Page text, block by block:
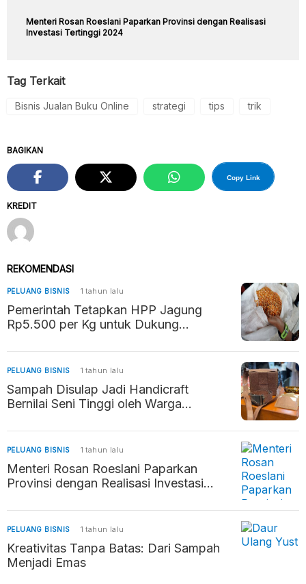
Menteri Rosan Roeslani Paparkan Provinsi dengan Realisasi
Investasi Tertinggi 2024
Tag Terkait
Bisnis Jualan Buku Online strategi tips trik
KREDIT
BAGIKAN
Copy Link
REKOMENDASI
PELUANG BISNIS 1 tahun lalu
Pemerintah Tetapkan HPP Jagung
Rp5.500 per Kg untuk Dukung
Pangan
PELUANG BISNIS 1 tahun lalu
Sampah Disulap Jadi Handicraft
Bernilai Seni Tinggi oleh Warga
PELUANG BISNIS 1 tahun lalu
Menteri Rosan Roeslani Paparkan
Provinsi dengan Realisasi Investasi
PELUANG BISNIS 1 tahun lalu
Kreativitas Tanpa Batas: Dari Sampah
Menjadi Emas